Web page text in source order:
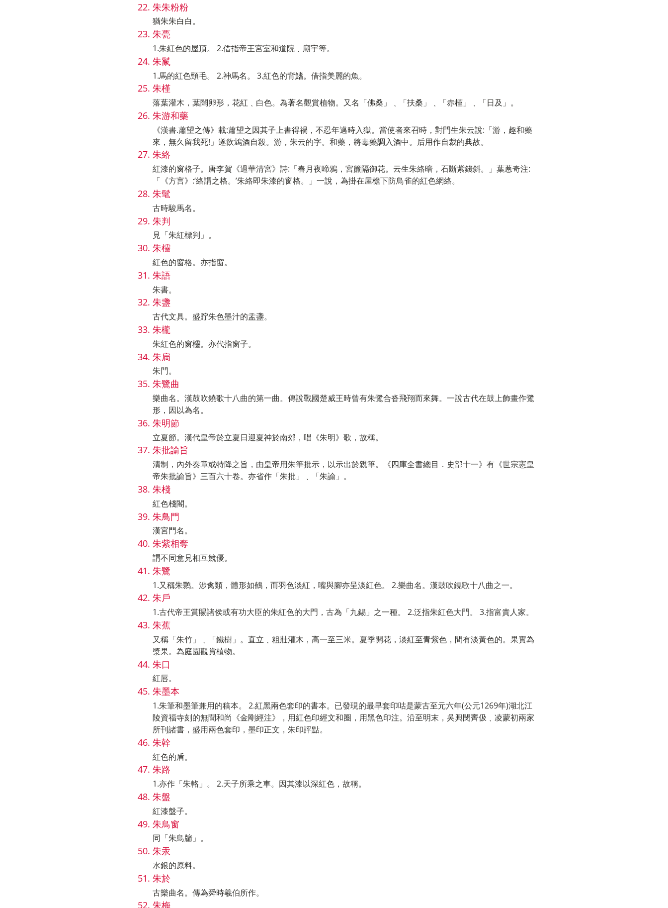
朱朱粉粉
猶朱朱白白。
朱甍
1.朱紅色的屋頂。 2.借指帝王宮室和道院﹑廟宇等。
朱鬣
1.馬的紅色頸毛。 2.神馬名。 3.紅色的背鰭。借指美麗的魚。
朱槿
落葉灌木，葉闊卵形，花紅﹑白色。為著名觀賞植物。又名「佛桑」﹑「扶桑」﹑「赤槿」﹑「日及」。
朱游和藥
《漢書.蕭望之傳》載:蕭望之因其子上書得禍，不忍年邁時入獄。當使者來召時，對門生朱云說:「游，趣和藥
來，無久留我死!」遂飲鴆酒自殺。游，朱云的字。和藥，將毒藥調入酒中。后用作自裁的典故。
朱絡
紅漆的窗格子。唐李賀《過華清宮》詩:「春月夜啼鴉，宮簾隔御花。云生朱絡暗，石斷紫錢斜。」葉蔥奇注:
「《方言》:‘絡謂之格。’朱絡即朱漆的窗格。」一說，為掛在屋檐下防鳥雀的紅色網絡。
朱髦
古時駿馬名。
朱判
見「朱紅標判」。
朱欞
紅色的窗格。亦指窗。
朱語
朱書。
朱盞
古代文具。盛貯朱色墨汁的盂盞。
朱櫳
朱紅色的窗欞。亦代指窗子。
朱扃
朱門。
朱鷺曲
樂曲名。漢鼓吹鐃歌十八曲的第一曲。傳說戰國楚威王時曾有朱鷺合沓飛翔而來舞。一說古代在鼓上飾畫作鷺
形，因以為名。
朱明節
立夏節。漢代皇帝於立夏日迎夏神於南郊，唱《朱明》歌，故稱。
朱批諭旨
清制，內外奏章或特降之旨，由皇帝用朱筆批示，以示出於親筆。《四庫全書總目．史部十一》有《世宗憲皇
帝朱批諭旨》三百六十卷。亦省作「朱批」﹑「朱諭」。
朱棧
紅色棧閣。
朱鳥門
漢宮門名。
朱紫相奪
謂不同意見相互競優。
朱鷺
1.又稱朱鹮。涉禽類，體形如鶴，而羽色淡紅，嘴與腳亦呈淡紅色。 2.樂曲名。漢鼓吹鐃歌十八曲之一。
朱戶
1.古代帝王賞賜諸侯或有功大臣的朱紅色的大門，古為「九錫」之一種。 2.泛指朱紅色大門。 3.指富貴人家。
朱蕉
又稱「朱竹」﹑「鐵樹」。直立﹑粗壯灌木，高一至三米。夏季開花，淡紅至青紫色，間有淡黃色的。果實為
漿果。為庭園觀賞植物。
朱口
紅唇。
朱墨本
1.朱筆和墨筆兼用的稿本。 2.紅黑兩色套印的書本。已發現的最早套印咕是蒙古至元六年(公元1269年)湖北江
陵資福寺刻的無聞和尚《金剛經注》，用紅色印經文和圈，用黑色印注。沿至明末，吳興閔齊伋﹑凌蒙初兩家
所刊諸書，盛用兩色套印，墨印正文，朱印評點。
朱幹
紅色的盾。
朱路
1.亦作「朱輅」。 2.天子所乘之車。因其漆以深紅色，故稱。
朱盤
紅漆盤子。
朱鳥窗
同「朱鳥牖」。
朱汞
水銀的原料。
朱於
古樂曲名。傳為舜時羲伯所作。
朱梅